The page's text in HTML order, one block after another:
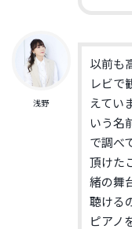
浅野
以前も
レビで
えてい
いう名
で調べ
頂けた
緒の舞
聴ける
ピアノ